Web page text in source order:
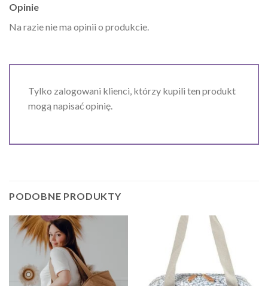
Opinie
Na razie nie ma opinii o produkcie.
Tylko zalogowani klienci, którzy kupili ten produkt
mogą napisać opinię.
PODOBNE PRODUKTY